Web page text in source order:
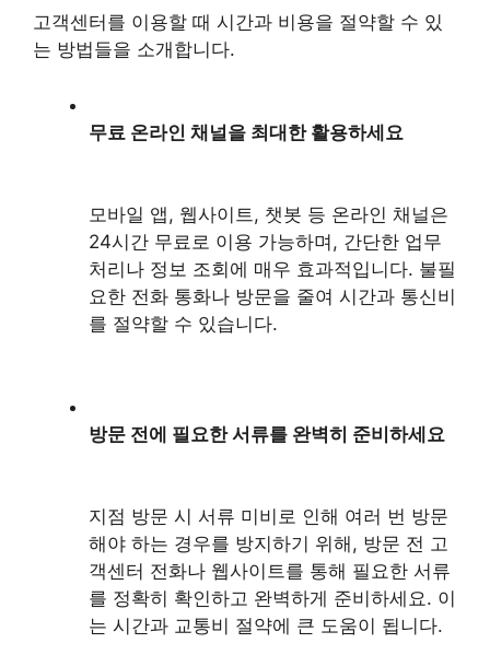
고객센터를 이용할 때 시간과 비용을 절약할 수 있
는 방법들을 소개합니다.
무료 온라인 채널을 최대한 활용하세요
모바일 앱, 웹사이트, 챗봇 등 온라인 채널은
24시간 무료로 이용 가능하며, 간단한 업무
처리나 정보 조회에 매우 효과적입니다. 불필
요한 전화 통화나 방문을 줄여 시간과 통신비
를 절약할 수 있습니다.
방문 전에 필요한 서류를 완벽히 준비하세요
지점 방문 시 서류 미비로 인해 여러 번 방문
해야 하는 경우를 방지하기 위해, 방문 전 고
객센터 전화나 웹사이트를 통해 필요한 서류
를 정확히 확인하고 완벽하게 준비하세요. 이
는 시간과 교통비 절약에 큰 도움이 됩니다.